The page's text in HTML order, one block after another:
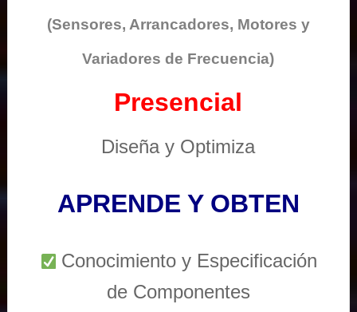
(Sensores, Arrancadores, Motores y
Variadores de Frecuencia)
Presencial
Diseña y Optimiza
APRENDE Y OBTEN
Conocimiento y Especificación
de Componentes